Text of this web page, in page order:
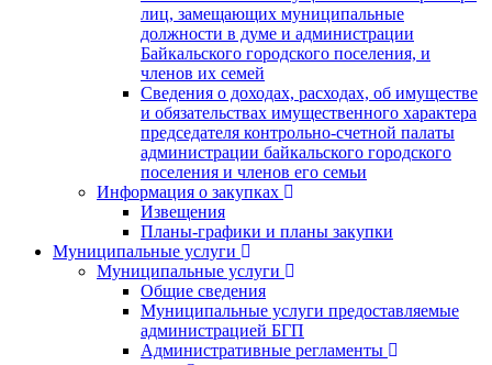
лиц, замещающих муниципальные
должности в думе и администрации
Байкальского городского поселения, и
членов их семей
Сведения о доходах, расходах, об имуществе
и обязательствах имущественного характера
председателя контрольно-счетной палаты
администрации байкальского городского
поселения и членов его семьи
Информация о закупках
Извещения
Планы-графики и планы закупки
Муниципальные услуги
Муниципальные услуги
Общие сведения
Муниципальные услуги предоставляемые
администрацией БГП
Административные регламенты